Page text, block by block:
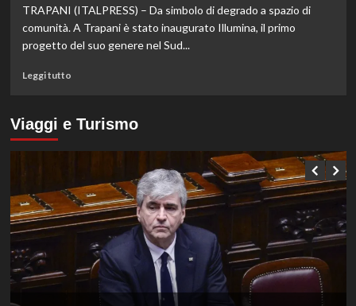
e
Femminile
dal
trampolino
3
Parigi.
Conte
nel
sincro
dalla
piattaforma
metri
TRAPANI (ITALPRESS) – Da simbolo di degrado a spazio di
comunità. A Trapani è stato inaugurato Illumina, il primo
progetto del suo genere nel Sud...
Leggi tuttoLeggi
su
Trapani
lo
sport
rigenera
piazza
di
spaccio
Viaggi e Turismo